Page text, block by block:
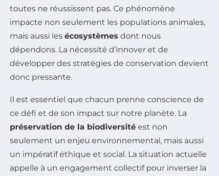
toutes ne réussissent pas. Ce phénomène
impacte non seulement les populations animales,
mais aussi les écosystèmes dont nous
dépendons. La nécessité d’innover et de
développer des stratégies de conservation devient
donc pressante.
Il est essentiel que chacun prenne conscience de
ce défi et de son impact sur notre planète. La
préservation de la biodiversité est non
seulement un enjeu environnemental, mais aussi
un impératif éthique et social. La situation actuelle
appelle à un engagement collectif pour inverser la